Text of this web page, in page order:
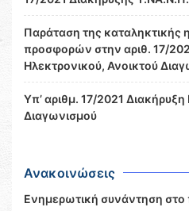
Παράταση της καταληκτικής
προσφορών στην αριθ. 17/
Ηλεκτρονικού, Ανοικτού
Υπ’ αριθμ. 17/2021
Διαγωνισμού
Ανακοινώσεις
Ενημερωτική συνάντηση στο